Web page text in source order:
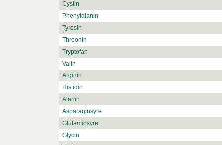
Cystin
Phenylalanin
Tyrosin
Threonin
Tryptofan
Valin
Arginin
Histidin
Alanin
Asparaginsyre
Glutaminsyre
Glycin